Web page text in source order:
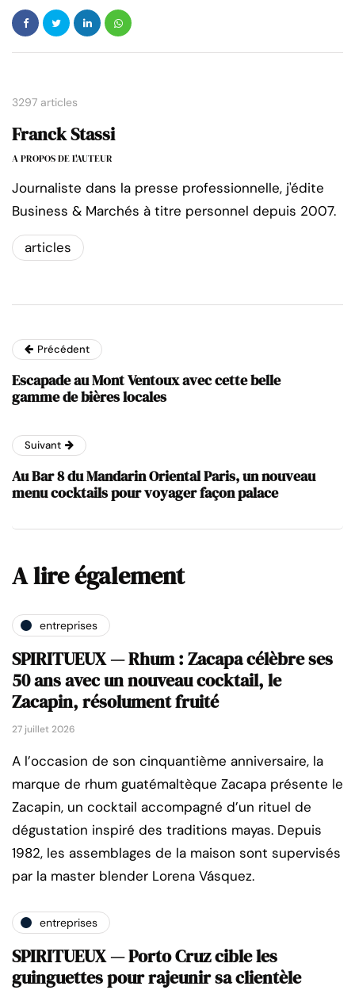
3297 articles
Franck Stassi
A PROPOS DE L'AUTEUR
Journaliste dans la presse professionnelle, j'édite
Business & Marchés à titre personnel depuis 2007.
articles
Précédent
Escapade au Mont Ventoux avec cette belle
gamme de bières locales
Suivant
Au Bar 8 du Mandarin Oriental Paris, un nouveau
menu cocktails pour voyager façon palace
A lire également
entreprises
SPIRITUEUX — Rhum : Zacapa célèbre ses
50 ans avec un nouveau cocktail, le
Zacapin, résolument fruité
27 juillet 2026
A l’occasion de son cinquantième anniversaire, la
marque de rhum guatémaltèque Zacapa présente le
Zacapin, un cocktail accompagné d’un rituel de
dégustation inspiré des traditions mayas. Depuis
1982, les assemblages de la maison sont supervisés
par la master blender Lorena Vásquez.
entreprises
SPIRITUEUX — Porto Cruz cible les
guinguettes pour rajeunir sa clientèle